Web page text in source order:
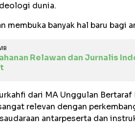
dunia.
banyak hal baru bagi
Relawan dan Jurnalis
dari MA Unggulan
relevan dengan
antarpeserta dan